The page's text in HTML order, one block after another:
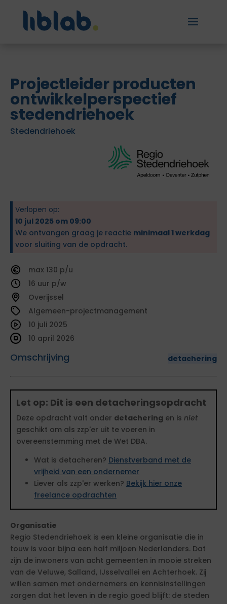
Projectleider producten
ontwikkelperspectief
stedendriehoek
Stedendriehoek
Verlopen op:
10 jul 2025 om 09:00
We ontvangen graag je reactie minimaal 1 werkdag
voor sluiting van de opdracht.
130
16
Overijssel
Algemeen-projectmanagement
Omschrijving detachering
10 juli 2025
10 april 2026
Let op: Dit is een detacheringsopdracht
Deze opdracht valt onder detachering en is niet
geschikt om als zzp'er uit te voeren in
overeenstemming met de Wet DBA.
Wat is detacheren? Dienstverband met de
vrijheid van een ondernemer
Liever als zzp'er werken? Bekijk hier onze
freelance opdrachten
Organisatie
Regio Stedendriehoek is een kleine organisatie die in
touw is voor bijna een half miljoen Nederlanders. Dat
zijn de inwoners van acht gemeenten in mooie streken
van de Veluwe, Salland, IJsselvallei en Achterhoek. Zij
willen samen met ondernemers en kennisinstellingen
zorgen dat het leven in de regio goed blijft: de steden